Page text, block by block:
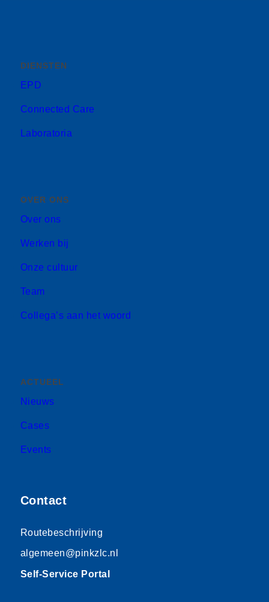
DIENSTEN
EPD
Connected Care
Laboratoria
OVER ONS
Over ons
Werken bij
Onze cultuur
Team
Collega’s aan het woord
ACTUEEL
Nieuws
Cases
Events
Contact
Routebeschrijving
algemeen@pinkzlc.nl
Self-Service Portal